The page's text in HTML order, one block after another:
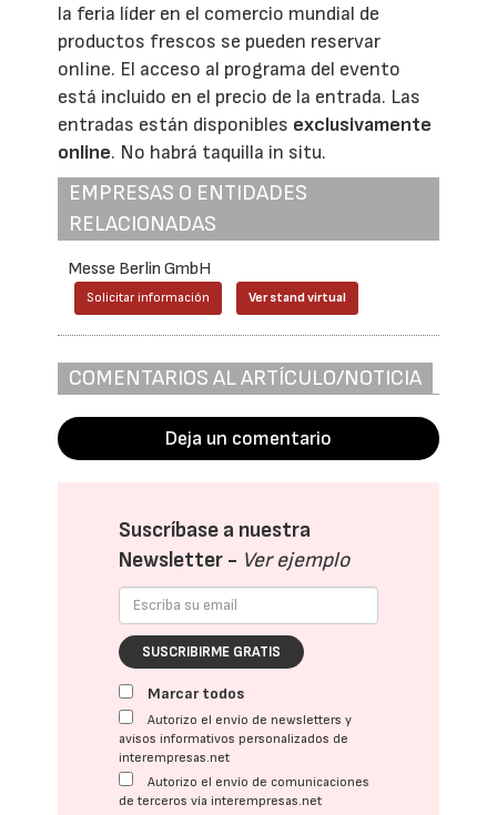
la feria líder en el comercio mundial de
productos frescos se pueden reservar
online. El acceso al programa del evento
está incluido en el precio de la entrada. Las
entradas están disponibles exclusivamente
online. No habrá taquilla in situ.
EMPRESAS O ENTIDADES
RELACIONADAS
Messe Berlin GmbH
Solicitar información Ver stand virtual
COMENTARIOS AL ARTÍCULO/NOTICIA
Deja un comentario
Suscríbase a nuestra
Newsletter - Ver ejemplo
SUSCRIBIRME GRATIS
Marcar todos
Autorizo el envío de newsletters y
avisos informativos personalizados de
interempresas.net
Autorizo el envío de comunicaciones
de terceros vía interempresas.net